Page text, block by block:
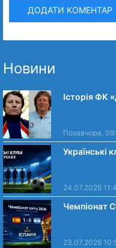
ДОДАТИ КОМЕНТАР
Новини
Історія ФК
Позавчора,
Українські
24.07.2026
Чемпіонат
23.07.2026